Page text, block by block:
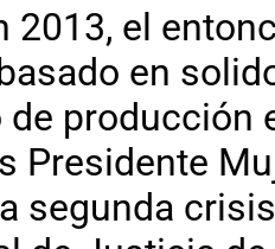
2013, el
en
producción
Presidente
segunda